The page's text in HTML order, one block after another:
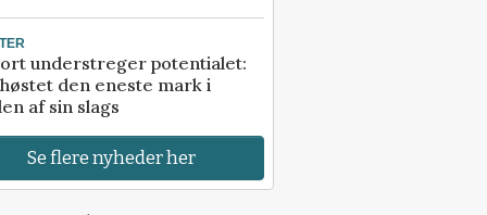
understreger potentialet:
den eneste mark i
af sin slags
Se flere nyheder her